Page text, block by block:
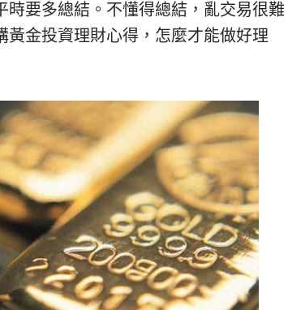
要多總結。不懂得總結，亂交易很難
金投資理財心得，怎麼才能做好理